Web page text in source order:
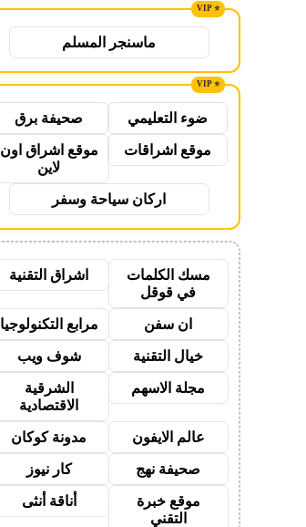
ماسنجر المسلم
ضوء التعليمي صحيفة برق
موقع اشراقات
موقع اشراق اون
لاين
اركان سياحة وسفر
مسك الكلمات
في قوقل
اشراق التقنية
ان سفن مرابع التكنولوجيا
خيال التقنية شوف ويب
مجلة الاسهم
الشرقية
الاقتصادية
عالم الايفون مدونة كوكان
صحيفة نهج كار نيوز
موقع خبرة
التقني
أناقة أنثى